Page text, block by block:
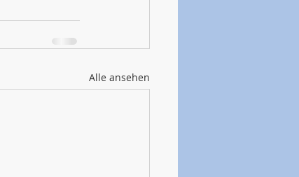
Alle ansehen